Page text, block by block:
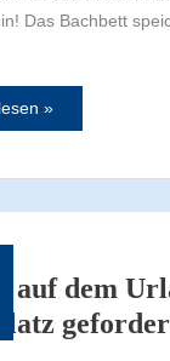
Das Bachbett
»
auf dem